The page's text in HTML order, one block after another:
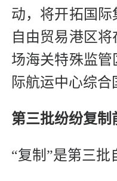
动，将开拓国
自由贸易港区
场海关特殊监管
际航运中心综合
第三批纷纷复制
“复制”是第三批